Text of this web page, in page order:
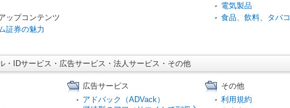
ップコンテンツ
証券の魅力
電気製品
食品、飲料、タバコ
・IDサービス・広告サービス・法人サービス・その他
広告サービス
アドバック（ADVack）
その他
利用規約